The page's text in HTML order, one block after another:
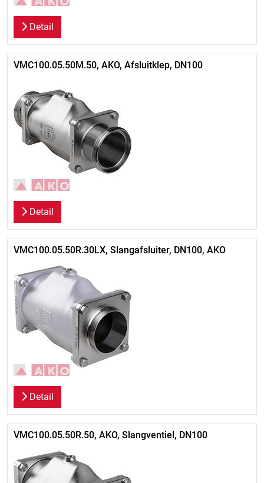
Detail
VMC100.05.50M.50, AKO, Afsluitklep, DN100
Detail
VMC100.05.50R.30LX, Slangafsluiter, DN100, AKO
Detail
VMC100.05.50R.50, AKO, Slangventiel, DN100